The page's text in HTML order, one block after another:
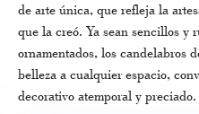
de arte única, que refleja la
que la creó. Ya sean sencillos y
ornamentados, los candelabros
belleza a cualquier espacio,
decorativo atemporal y preciado.